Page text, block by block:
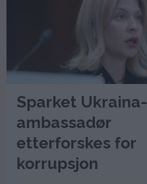
Sparket Ukraina-
ambassadør
etterforskes for
korrupsjon